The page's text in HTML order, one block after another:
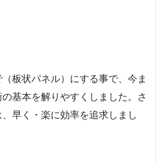
板状パネル）にする事で、今ま
基本を解りやすくしました。さ
早く・楽に効率を追求しまし